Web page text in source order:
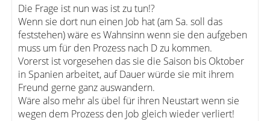
Die Frage ist nun was ist zu tun!?
Wenn sie dort nun einen Job hat (am Sa. soll das
feststehen) wäre es Wahnsinn wenn sie den aufgeben
muss um für den Prozess nach D zu kommen.
Vorerst ist vorgesehen das sie die Saison bis Oktober
in Spanien arbeitet, auf Dauer würde sie mit ihrem
Freund gerne ganz auswandern.
Wäre also mehr als übel für ihren Neustart wenn sie
wegen dem Prozess den Job gleich wieder verliert!